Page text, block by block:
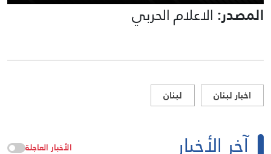
المصدر: الاعلام الحربي
اخبار لبنان لبنان
آخر الأخبار الأخبار العاجلة